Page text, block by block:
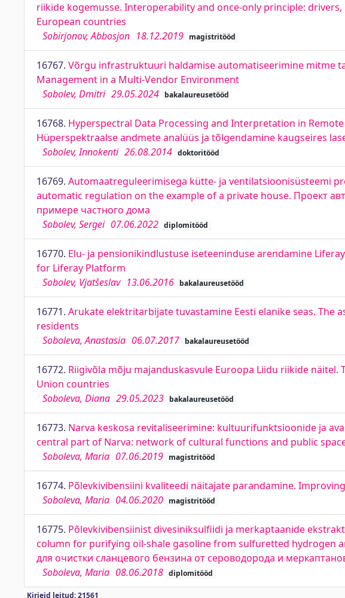
riikide kogemusse. Interoperability and once-only principle:
European countries
Sobirjonov, Abbosjon 18.12.2019 magistritööd
16767. Võrgu infrastruktuuri haldamise automatiseerimine mitme
Management in a Multi-Vendor Environment
Sobolev, Dmitri 29.05.2024 bakalaureusetööd
16768. Hyperspectral Data Processing and Interpretation in
Hüperspektraalse andmete analüüs ja tõlgendamine kaugseires
Sobolev, Innokenti 26.08.2014 doktoritööd
16769. Automaatreguleerimisega kütte- ja ventilatsioonisüsteemi
automatic regulation on the example of a private house. Проект
примере частного дома
Sobolev, Sergei 07.06.2022 diplomitööd
16770. Elu- ja pensionikindlustuse iseteeninduse arendamine
for Liferay Platform
Sobolev, Vjatšeslav 13.06.2016 bakalaureusetööd
16771. Arukate elektritarbijate tuvastamine Eesti elanike seas.
residents
Soboleva, Anastasia 06.07.2017 bakalaureusetööd
16772. Riigivõla mõju majanduskasvule Euroopa Liidu riikide
Union countries
Soboleva, Diana 29.05.2023 bakalaureusetööd
16773. Narva keskosa revitaliseerimine: kultuurifunktsioonide ja
central part of Narva: network of cultural functions and public
Soboleva, Maria 07.06.2019 magistritööd
16774. Põlevkivibensiini kvaliteedi näitajate parandamine.
Soboleva, Maria 04.06.2020 magistritööd
16775. Põlevkivibensiinist divesiniksulfiidi ja merkaptaanide
column for purifying oil-shale gasoline from sulfuretted hydrogen
для очистки сланцевого бензина от сероводорода и
Soboleva, Maria 08.06.2018 diplomitööd
Kirjeid leitud: 21561